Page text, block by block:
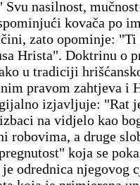
nasilnost,
kovača po
zato opominje: "Ti
Hrista". Doktrinu o
u tradiciji
pravom zahtjeva i
izjavljuje: "Rat
na vidjelo kao
robovima, a druge
koja se
odrednica njegovog